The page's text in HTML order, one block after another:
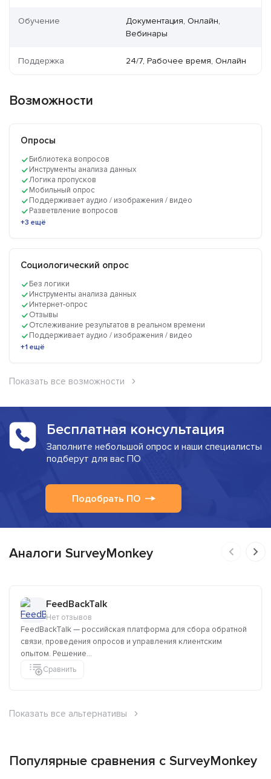
Обучение
Документация, Онлайн,
Вебинары
Поддержка 24/7, Рабочее время, Онлайн
Возможности
Опросы
Библиотека вопросов
Инструменты анализа данных
Логика пропусков
Мобильный опрос
Поддерживает аудио / изображения / видео
Разветвление вопросов
+3 ещё
Социологический опрос
Без логики
Инструменты анализа данных
Интернет-опрос
Отзывы
Отслеживание результатов в реальном времени
Поддерживает аудио / изображения / видео
+1 ещё
Показать все возможности
Бесплатная консультация
Заполните небольшой опрос и наши специалисты
подберут для вас ПО
Подобрать ПО
Аналоги SurveyMonkey
FeedBackTalk
Нет отзывов
FeedBackTalk — российская платформа для сбора обратной
связи, проведения опросов и управления клиентским
опытом. Решение...
Сравнить
Показать все альтернативы
Популярные сравнения с SurveyMonkey